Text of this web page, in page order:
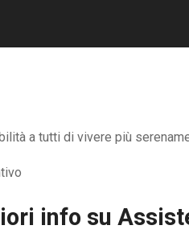
a tutti di vivere più
info su